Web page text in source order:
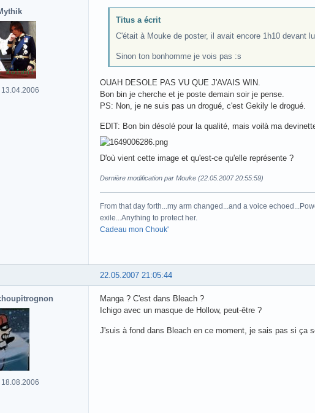
Titus a écrit
C'était à Mouke de poster, il avait encore 1h10 devant
Sinon ton bonhomme je vois pas :s
OUAH DESOLE PAS VU QUE J'AVAIS WIN.
Bon bin je cherche et je poste demain soir je pense.
PS: Non, je ne suis pas un drogué, c'est Gekily le drogué.
EDIT: Bon bin désolé pour la qualité, mais voilà ma
D'où vient cette image et qu'est-ce qu'elle représente ?
Dernière modification par Mouke (22.05.2007 20:55:59)
From that day forth...my arm changed...and a voice
exile...Anything to protect her.
Cadeau mon Chouk'
22.05.2007 21:05:44
Manga ? C'est dans Bleach ?
Ichigo avec un masque de Hollow, peut-être ?
J'suis à fond dans Bleach en ce moment, je sais pas si ça